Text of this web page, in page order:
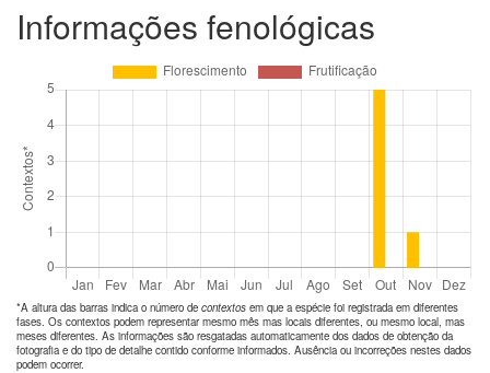
Informações fenológicas
*A altura das barras indica o número de contextos em que a espécie foi registrada em diferentes
fases. Os contextos podem representar mesmo mês mas locais diferentes, ou mesmo local, mas
meses diferentes. As informações são resgatadas automaticamente dos dados de obtenção da
fotografia e do tipo de detalhe contido conforme informados. Ausência ou incorreções nestes dados
podem ocorrer.